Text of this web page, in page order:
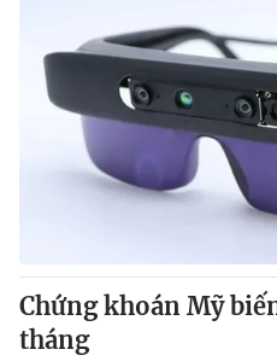
Y tế
Thế giới
Câu chuyện quốc tế
Thị trường
Góc doanh nghiệp
Dữ liệu và đời sống
Truyền hình
Chứng khoán Mỹ
tháng